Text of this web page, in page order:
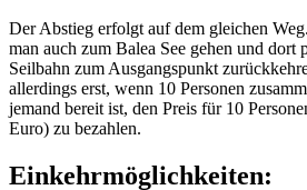
Der Abstieg erfolgt auf dem gleichen
man auch zum Balea See gehen und dort
Seilbahn zum Ausgangspunkt
allerdings erst, wenn 10 Personen
jemand bereit ist, den Preis für 10
Euro) zu bezahlen.
Einkehrmöglichkeiten: